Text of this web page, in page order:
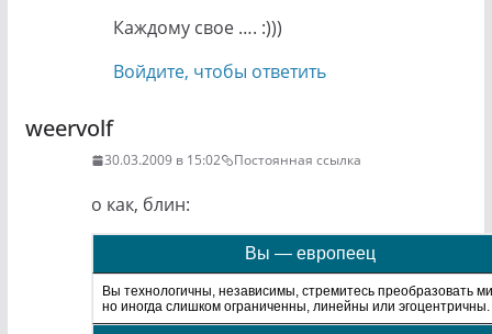
Каждому свое …. :)))
Войдите, чтобы ответить
weervolf
30.03.2009 в 15:02 Постоянная ссылка
о как, блин:
Вы — европеец
Вы технологичны, независимы, стремитесь преобразовать
но иногда слишком ограниченны, линейны или эгоцентричны.